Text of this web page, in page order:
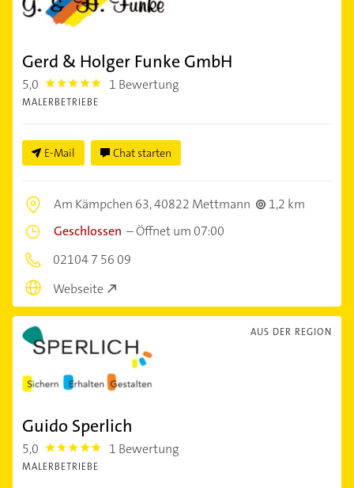
Gerd & Holger Funke GmbH
5,0 5.0 1 Bewertung
MALERBETRIEBE
E-Mail Chat starten
Am Kämpchen 63,40822 Mettmann
1,2 km
Geschlossen –Öffnet um 07:00
02104 7 56 09
Webseite
AUS DER REGION
Guido Sperlich
5,0 5.0 1 Bewertung
MALERBETRIEBE